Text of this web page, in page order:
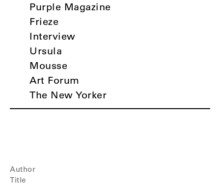
Purple Magazine
Frieze
Interview
Ursula
Mousse
Art Forum
The New Yorker
Author
Title